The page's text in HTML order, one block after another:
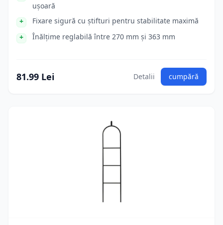
ușoară
Fixare sigură cu știfturi pentru stabilitate maximă
Înălțime reglabilă între 270 mm și 363 mm
81.99 Lei Detalii cumpără